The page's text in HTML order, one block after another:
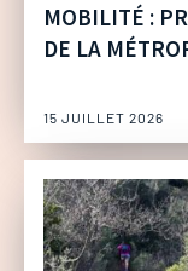
MOBILITÉ :
DE LA
15 JUILLET 2026